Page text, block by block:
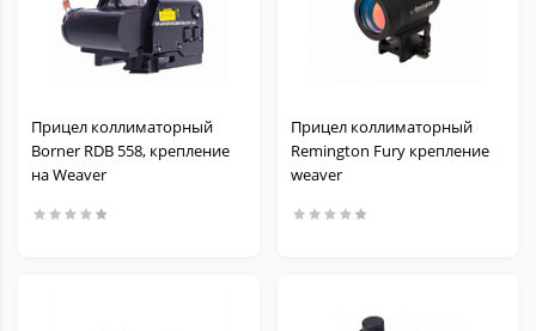
Прицел коллиматорный
Borner RDB 558, крепление
на Weaver
Прицел коллиматорный
Remington Fury крепление
weaver